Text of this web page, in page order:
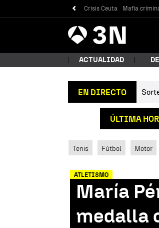
Crisis Ceuta Mafia
Antena
3 Noticias
ACTUALIDAD
EN DIRECTO
ÚLTIMA
Tenis Fútbol Motor
ATLETISMO
María
medalla